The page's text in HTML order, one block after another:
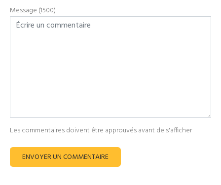
Message (1500)
Les commentaires doivent être approuvés avant de s'afficher
ENVOYER UN COMMENTAIRE